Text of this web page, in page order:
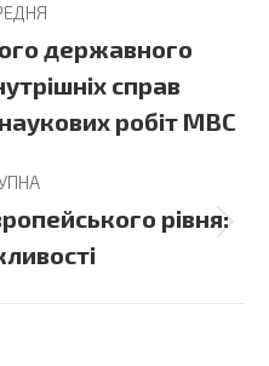
post:
державного
справ
робіт МВС
рівня: